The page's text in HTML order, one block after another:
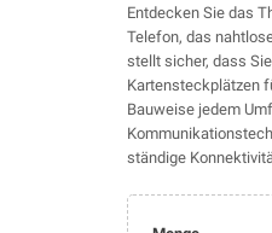
Entdecken Sie das
Telefon, das
stellt sicher, dass
Kartensteckplätzen
Bauweise jedem
ständige